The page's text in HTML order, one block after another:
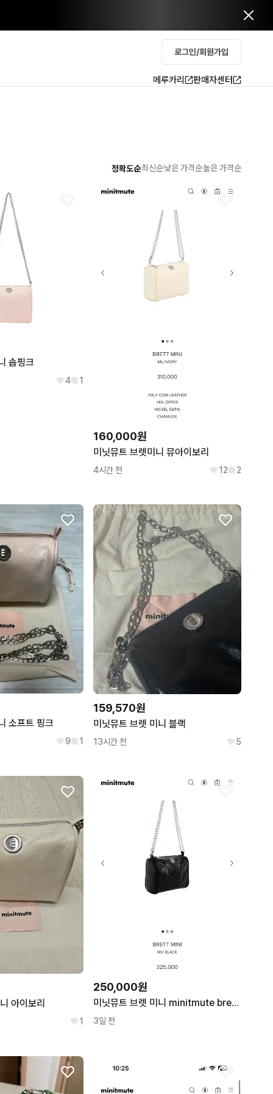
로그인/회원가입
메루카리 판매자센터
정확도순최신순낮은 가격순높은 가격순
솝핑크
4 1
160,000원
미닛뮤트 브렛미니 뮤아이보리
4시간 전 12 2
소프트 핑크
9 1
159,570원
미닛뮤트 브렛 미니 블랙
13시간 전 5
아이보리
1
250,000원
미닛뮤트 브렛 미니 minitmute brett mini black
3일 전